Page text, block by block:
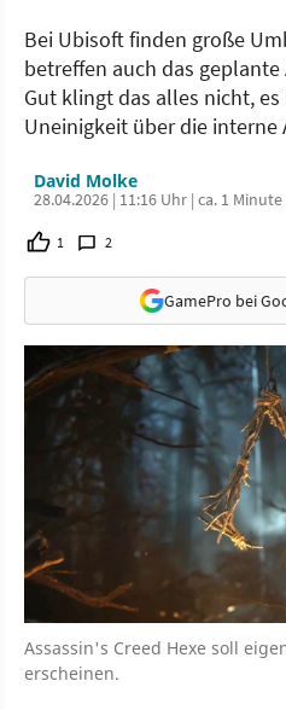
Bei Ubisoft finden große
betreffen auch das geplante
Gut klingt das alles nicht,
Uneinigkeit über die interne
David Molke
28.04.2026 | 11:16 Uhr | ca. 1
1 2
GamePro bei
Assassin's Creed Hexe soll
erscheinen.